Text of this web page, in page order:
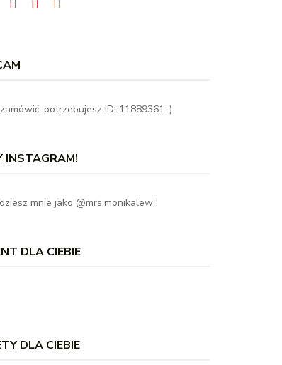
potrzebujesz ID: 11889361 :)
INSTAGRAM!
mnie jako @mrs.monikalew !
DLA CIEBIE
DLA CIEBIE